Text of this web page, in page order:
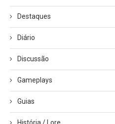
Destaques
Diário
Discussão
Gameplays
Guias
História / Lore